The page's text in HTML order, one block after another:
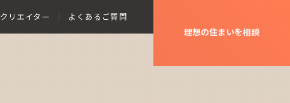
クリエイター よくあるご質問
理想の住まいを相談